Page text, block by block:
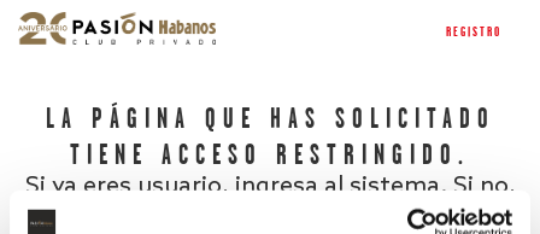
REGISTRO
LA PÁGINA QUE HAS SOLICITADO
TIENE ACCESO RESTRINGIDO.
Si ya eres usuario, ingresa al sistema. Si no,